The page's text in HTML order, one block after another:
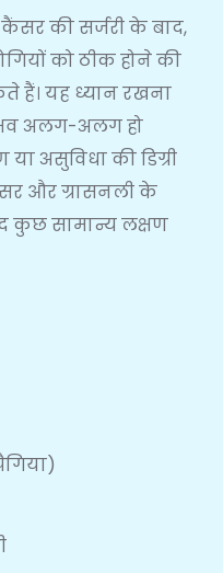
की सर्जरी के बाद,
को ठीक होने की
हैं। यह ध्यान रखना
अलग-अलग हो
असुविधा की डिग्री
और ग्रासनली के
कुछ सामान्य लक्षण